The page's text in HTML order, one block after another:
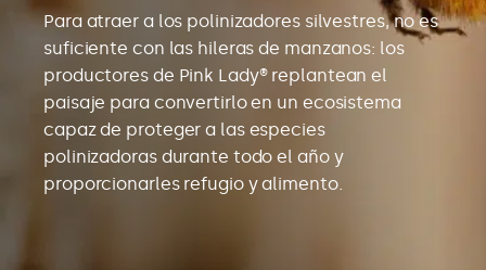
Para atraer a los polinizadores silvestres, no es
suficiente con las hileras de manzanos: los
productores de Pink Lady® replantean el
paisaje para convertirlo en un ecosistema
capaz de proteger a las especies
polinizadoras durante todo el año y
proporcionarles refugio y alimento.